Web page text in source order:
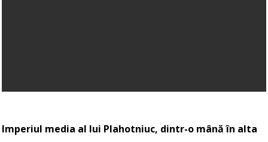
Imperiul media al lui Plahotniuc, dintr-o mână în alta